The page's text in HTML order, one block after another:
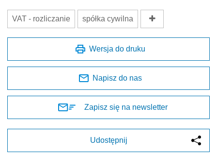
VAT - rozliczanie spółka cywilna
Wersja do druku
Napisz do nas
Zapisz się na newsletter
Udostępnij